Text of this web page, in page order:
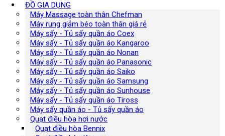
ĐỒ GIA DỤNG
Máy Massage toàn thân Chefman
Máy rung giảm béo toàn thân giá rẻ
Máy sấy - Tủ sấy quần áo Coex
Máy sấy - Tủ sấy quần áo Kangaroo
Máy sấy - Tủ sấy quần áo Nonan
Máy sấy - Tủ sấy quần áo Panasonic
Máy sấy - Tủ sấy quần áo Saiko
Máy sấy - Tủ sấy quần áo Samsung
Máy sấy - Tủ sấy quần áo Sunhouse
Máy sấy - Tủ sấy quần áo Tiross
Máy sấy quần áo - Tủ sấy quần áo
Quạt điều hòa hơi nước
Quạt điều hòa Bennix